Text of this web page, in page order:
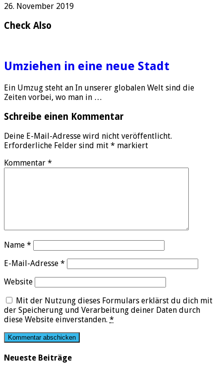
26. November 2019
Check Also
Umziehen in eine neue Stadt
Ein Umzug steht an In unserer globalen Welt sind die
Zeiten vorbei, wo man in …
Schreibe einen Kommentar
Deine E-Mail-Adresse wird nicht veröffentlicht.
Erforderliche Felder sind mit * markiert
Kommentar *
Name *
E-Mail-Adresse *
Website
Mit der Nutzung dieses Formulars erklärst du dich mit
der Speicherung und Verarbeitung deiner Daten durch
diese Website einverstanden. *
Neueste Beiträge